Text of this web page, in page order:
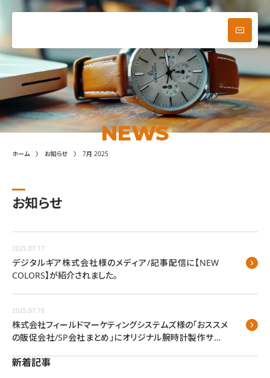
メニュー
お問い合わせ
NEWS
ホーム お知らせ 7月 2025
お知らせ
2025.07.17
デジタルギア株式会社様のメディア/記事配信に【NEW
COLORS】が紹介されました。
2025.07.16
株式会社フィールドマーケティングシステムズ様の「おススメ
の販促会社/SP会社まとめ」にオリジナル腕時計製作サイト
新着記事